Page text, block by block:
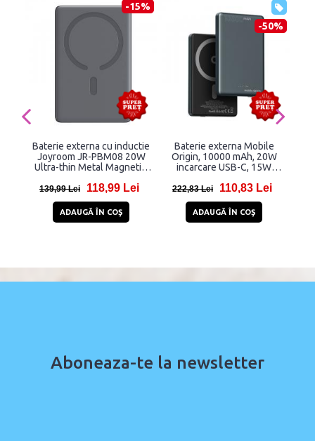
-15%
Baterie externa cu inductie
Joyroom JR-PBM08 20W
Ultra-thin Metal Magnetic,
Gri
139,99 Lei 118,99 Lei
ADAUGĂ ÎN COŞ
-50%
Baterie externa Mobile
Origin, 10000 mAh, 20W
incarcare USB-C, 15W
222,83 Lei 110,83 Lei
ADAUGĂ ÎN COŞ
Aboneaza-te la newsletter